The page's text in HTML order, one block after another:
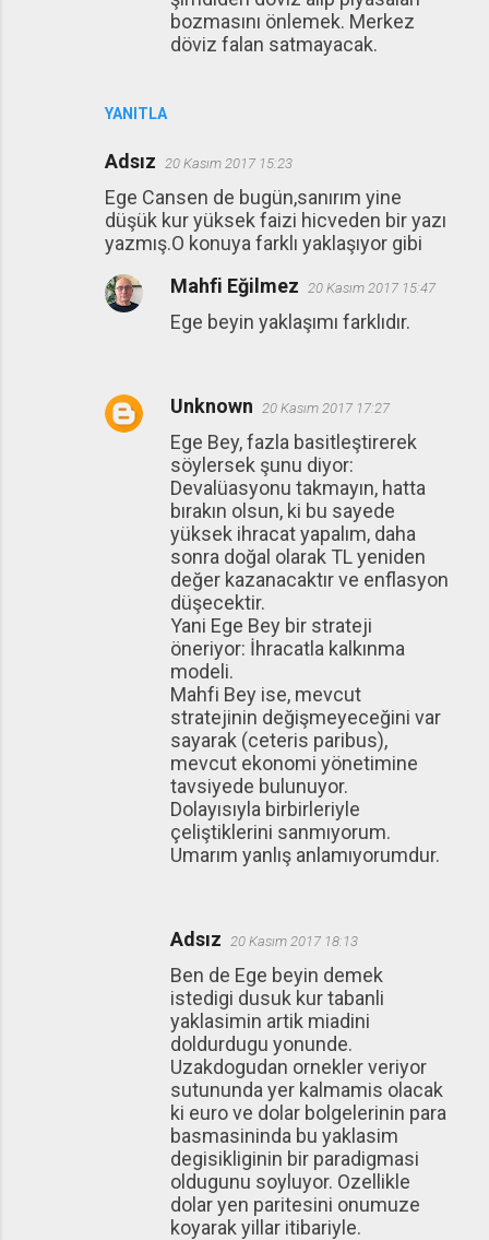
YANITLA
bozmasını önlemek. Merkez
döviz falan satmayacak.
Adsız 20 Kasım 2017 15:23
Ege Cansen de bugün,sanırım yine
düşük kur yüksek faizi hicveden bir yazı
yazmış.O konuya farklı yaklaşıyor gibi
Mahfi Eğilmez 20 Kasım 2017 15:47
Ege beyin yaklaşımı farklıdır.
Unknown 20 Kasım 2017 17:27
Ege Bey, fazla basitleştirerek
söylersek şunu diyor:
Devalüasyonu takmayın, hatta
bırakın olsun, ki bu sayede
yüksek ihracat yapalım, daha
sonra doğal olarak TL yeniden
değer kazanacaktır ve enflasyon
düşecektir.
Yani Ege Bey bir strateji
öneriyor: İhracatla kalkınma
modeli.
Mahfi Bey ise, mevcut
stratejinin değişmeyeceğini var
sayarak (ceteris paribus),
mevcut ekonomi yönetimine
tavsiyede bulunuyor.
Dolayısıyla birbirleriyle
çeliştiklerini sanmıyorum.
Umarım yanlış anlamıyorumdur.
Adsız 20 Kasım 2017 18:13
Ben de Ege beyin demek
istedigi dusuk kur tabanli
yaklasimin artik miadini
doldurdugu yonunde.
Uzakdogudan ornekler veriyor
sutununda yer kalmamis olacak
ki euro ve dolar bolgelerinin para
basmasininda bu yaklasim
degisikliginin bir paradigmasi
oldugunu soyluyor. Ozellikle
dolar yen paritesini onumuze
koyarak yillar itibariyle.